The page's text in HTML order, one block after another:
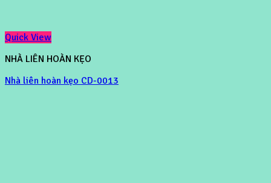
Quick View
NHÀ LIÊN HOÀN KẸO
Nhà liên hoàn kẹo CD-0013